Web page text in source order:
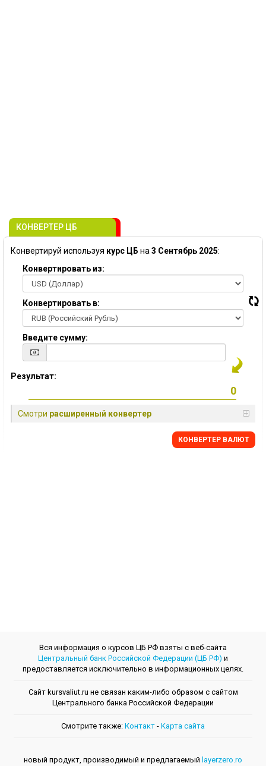
КОНВЕРТЕР ЦБ
Конвертируй используя курс ЦБ на 3 Сентябрь 2025:
Конвертировать из:
Конвертировать в:
Введите сумму:
Результат:
Смотри расширенный конвертер
КОНВЕРТЕР ВАЛЮТ
Вся информация о курсов ЦБ РФ взяты с веб-сайта
Центральный банк Российской Федерации (ЦБ РФ) и
предоставляется исключительно в информационных целях.
Сайт kursvaliut.ru не связан каким-либо образом с сайтом
Центрального банкa Российской Федерации
Смотрите также: Контакт - Kарта сайта
новый продукт, производимый и предлагаемый layerzero.ro